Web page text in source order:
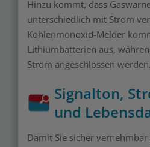
Hinzu kommt, dass
unterschiedlich mit Strom
Kohlenmonoxid-Melder
Lithiumbatterien aus,
Strom angeschlossen werden.
Signalton,
und
Damit Sie sicher